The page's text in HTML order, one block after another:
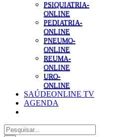
PSIQUIATRIA-
ONLINE
PEDIATRIA-
ONLINE
PNEUMO-
ONLINE
REUMA-
ONLINE
URO-
ONLINE
SAÚDEONLINE TV
AGENDA
Pesquisar